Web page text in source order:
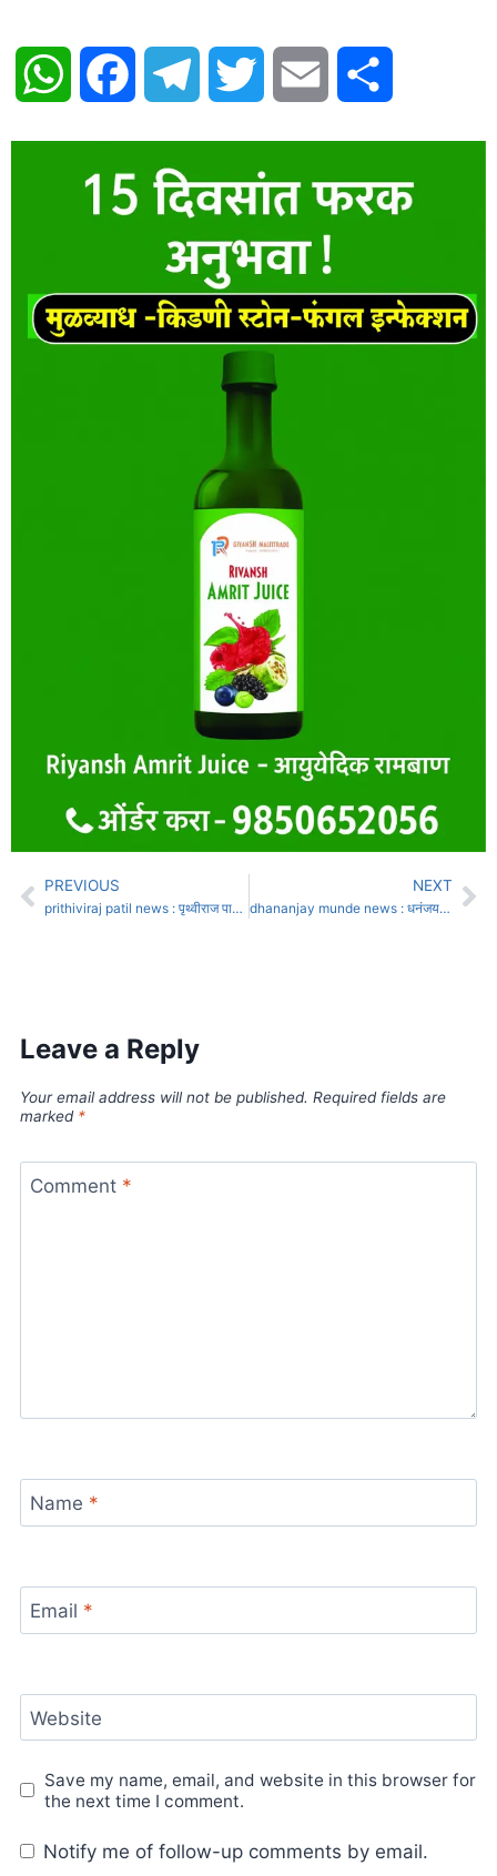
WhatsAppFacebook Telegram Twitter Email
PREVIOUS
prithiviraj patil news : पृथ्वीराज पाटील यांचा भाजप प्रवेश पक्का! पश्चिम महाराष्ट्रात नवे राजकीय समीकरण
NEXT
dhananjay munde news : धनंजय मुंडेचे मुंबईत १६ कोटीचं घर तरीही शासकीय बंगला सोडला नाही
Leave a Reply
Your email address will not be published. Required fields are
marked *
Comment *
Name *
Email *
Website
Save my name, email, and website in this browser for
the next time I comment.
Notify me of follow-up comments by email.